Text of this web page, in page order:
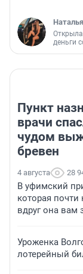
деньги
Пункт
врачи
чудом
бревен
4 августа 28
В уфимский
которая
вдруг она вам
Уроженка
лотерейный